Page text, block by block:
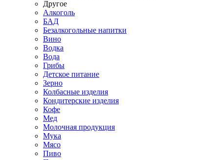
Другое
Алкоголь
БАД
Безалкогольные напитки
Вино
Водка
Вода
Грибы
Детское питание
Зерно
Колбасные изделия
Кондитерские изделия
Кофе
Мед
Молочная продукция
Мука
Мясо
Пиво